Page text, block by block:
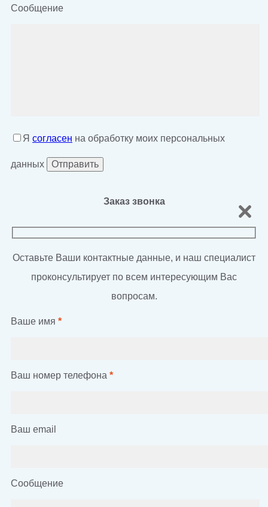
Сообщение
Я согласен на обработку моих персональных
данных
Заказ звонка
Оставьте Ваши контактные данные, и наш специалист
проконсультирует по всем интересующим Вас
вопросам.
Ваше имя *
Ваш номер телефона *
Ваш email
Сообщение